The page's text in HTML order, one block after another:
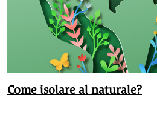
Come isolare al naturale?